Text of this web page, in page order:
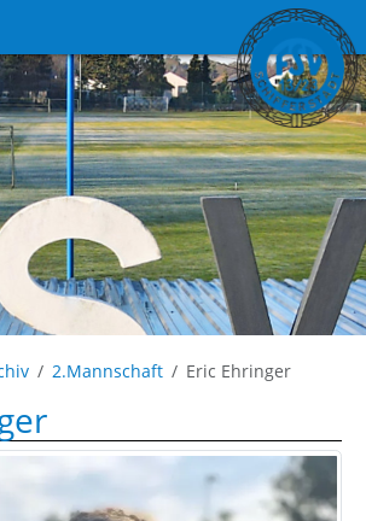
2.Mannschaft Eric Ehringer